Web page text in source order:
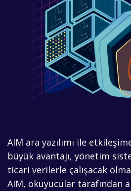
AIM ara yazılımı ile
büyük avantajı, yönetim
ticari verilerle çalışacak
AIM, okuyucular tarafından